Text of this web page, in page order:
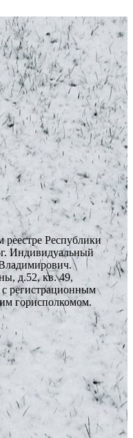
Республики
Индивидуальный
д.52, кв. 49,
с регистрационным
горисполкомом.